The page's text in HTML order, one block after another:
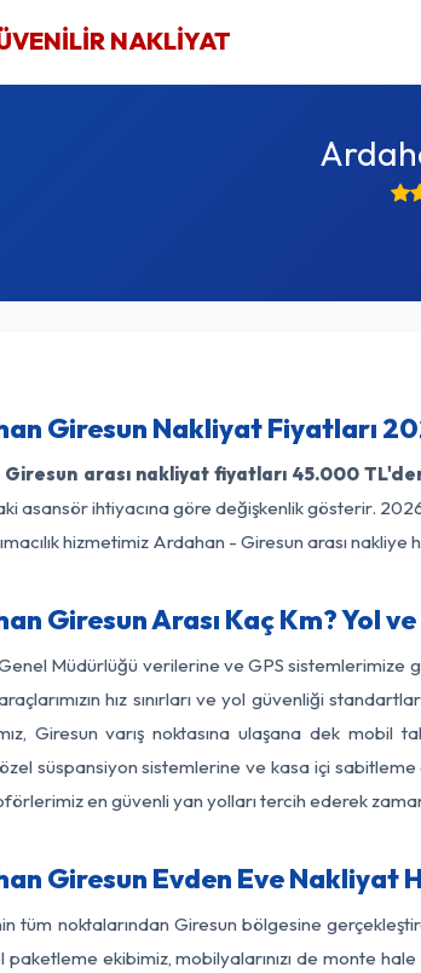
NAKLİYAT
Giresun Nakliyat Fiyatları
arası nakliyat fiyatları 45.000
asansör ihtiyacına göre değişkenlik gösterir.
hizmetimiz Ardahan - Giresun arası nakliye
Giresun Arası Kaç Km? Yol ve
Müdürlüğü verilerine ve GPS sistemlerimize
hız sınırları ve yol güvenliği
Giresun varış noktasına ulaşana dek mobil
özel süspansiyon sistemlerine ve kasa içi
en güvenli yan yolları tercih ederek
Giresun Evden Eve Nakliyat
tüm noktalarından Giresun bölgesine
ekibimiz, mobilyalarınızı de monte